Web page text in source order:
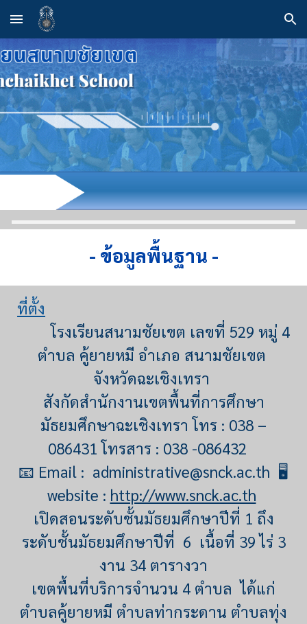
Skip to main content Skip to navigation
- ข้อมูลพื้นฐาน -
ที่ตั้ง
โรงเรียนสนามชัยเขต เลขที่ 529 หมู่ 4
ตำบล คู้ยายหมี อำเภอ สนามชัยเขต
จังหวัดฉะเชิงเทรา
สังกัดสำนักงานเขตพื้นที่การศึกษา
มัธยมศึกษาฉะเชิงเทรา โทร : 038 –
086431 โทรสาร : 038 -086432
📧 Email : administrative@snck.ac.th 🖥️
website : http://www.snck.ac.th
เปิดสอนระดับชั้นมัธยมศึกษาปีที่ 1 ถึง
ระดับชั้นมัธยมศึกษาปีที่ 6 เนื้อที่ 39 ไร่ 3
งาน 34 ตารางวา
เขตพื้นที่บริการจำนวน 4 ตำบล ได้แก่
ตำบลคู้ยายหมี ตำบลท่ากระดาน ตำบลทุ่ง